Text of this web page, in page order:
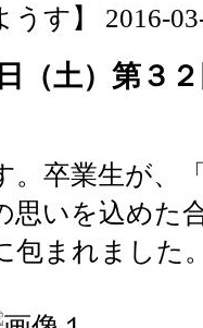
うす】 2016-
（土）第３
卒業生が、
思いを込めた
包まれました